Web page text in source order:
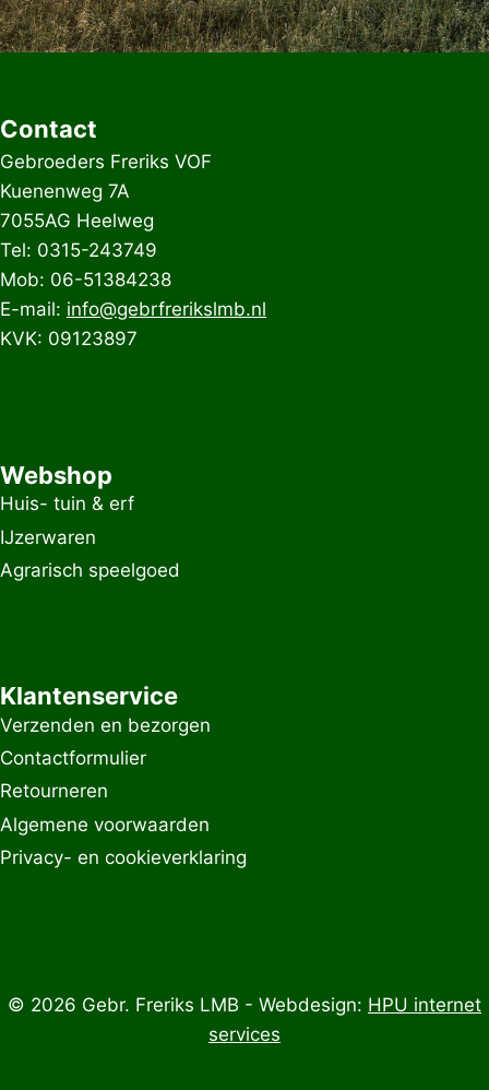
Contact
Gebroeders Freriks VOF
Kuenenweg 7A
7055AG Heelweg
Tel: 0315-243749
Mob: 06-51384238
E-mail: info@gebrfrerikslmb.nl
KVK: 09123897
Webshop
Huis- tuin & erf
IJzerwaren
Agrarisch speelgoed
Klantenservice
Verzenden en bezorgen
Contactformulier
Retourneren
Algemene voorwaarden
Privacy- en cookieverklaring
© 2026 Gebr. Freriks LMB - Webdesign: HPU internet
services